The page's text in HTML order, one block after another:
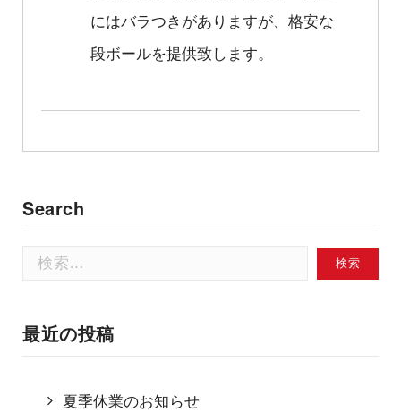
にはバラつきがありますが、格安な
段ボールを提供致します。
Search
最近の投稿
夏季休業のお知らせ